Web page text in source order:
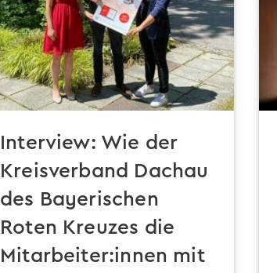
Interview: Wie der
Kreisverband Dachau
des Bayerischen
Roten Kreuzes die
Mitarbeiter:innen mit